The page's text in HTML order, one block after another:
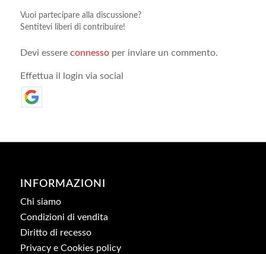
Vuoi partecipare alla discussione?
Sentitevi liberi di contribuire!
Devi essere connessoper inviare un commento.
Effettua il login via social
INFORMAZIONI
Chi siamo
Condizioni di vendita
Diritto di recesso
Privacy e Cookies policy